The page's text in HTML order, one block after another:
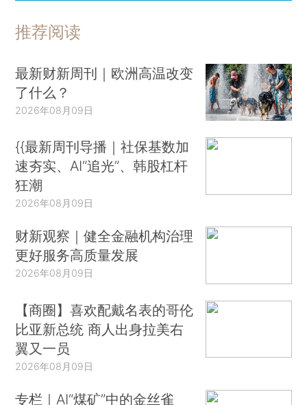
推荐阅读
最新财新周刊｜欧洲高温改变
了什么？
2026年08月09日
{{最新周刊导播｜社保基数加
速夯实、AI“追光”、韩股杠杆
狂潮
2026年08月09日
财新观察｜健全金融机构治理
更好服务高质量发展
2026年08月09日
【商圈】喜欢配戴名表的哥伦
比亚新总统 商人出身拉美右
翼又一员
2026年08月09日
专栏｜AI“煤矿”中的金丝雀